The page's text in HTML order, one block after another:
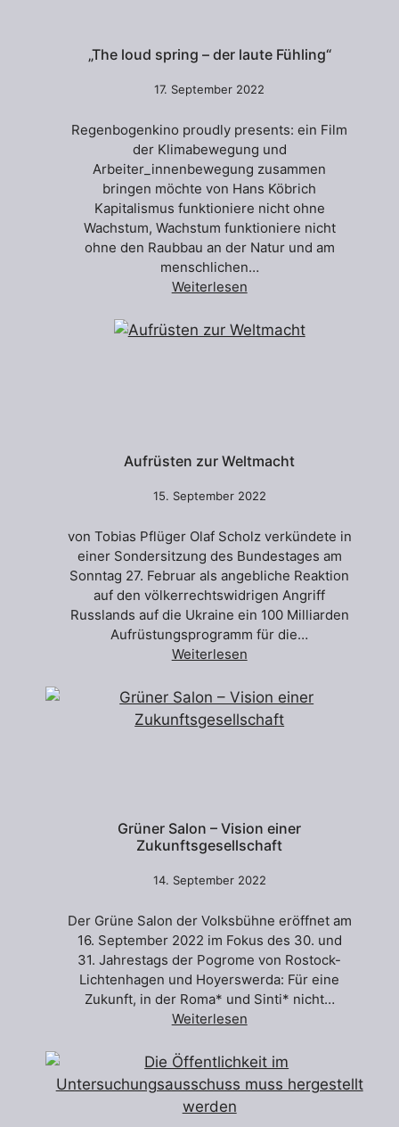
„The loud spring – der laute Fühling“
17. September 2022
Regenbogenkino proudly presents: ein Film
der Klimabewegung und
Arbeiter_innenbewegung zusammen
bringen möchte von Hans Köbrich
Kapitalismus funktioniere nicht ohne
Wachstum, Wachstum funktioniere nicht
ohne den Raubbau an der Natur und am
menschlichen…
Weiterlesen
Aufrüsten zur Weltmacht
15. September 2022
von Tobias Pflüger Olaf Scholz verkündete in
einer Sondersitzung des Bundestages am
Sonntag 27. Februar als angebliche Reaktion
auf den völkerrechtswidrigen Angriff
Russlands auf die Ukraine ein 100 Milliarden
Aufrüstungsprogramm für die…
Weiterlesen
Grüner Salon – Vision einer
Zukunftsgesellschaft
14. September 2022
Der Grüne Salon der Volksbühne eröffnet am
16. September 2022 im Fokus des 30. und
31. Jahrestags der Pogrome von Rostock-
Lichtenhagen und Hoyerswerda: Für eine
Zukunft, in der Roma* und Sinti* nicht…
Weiterlesen